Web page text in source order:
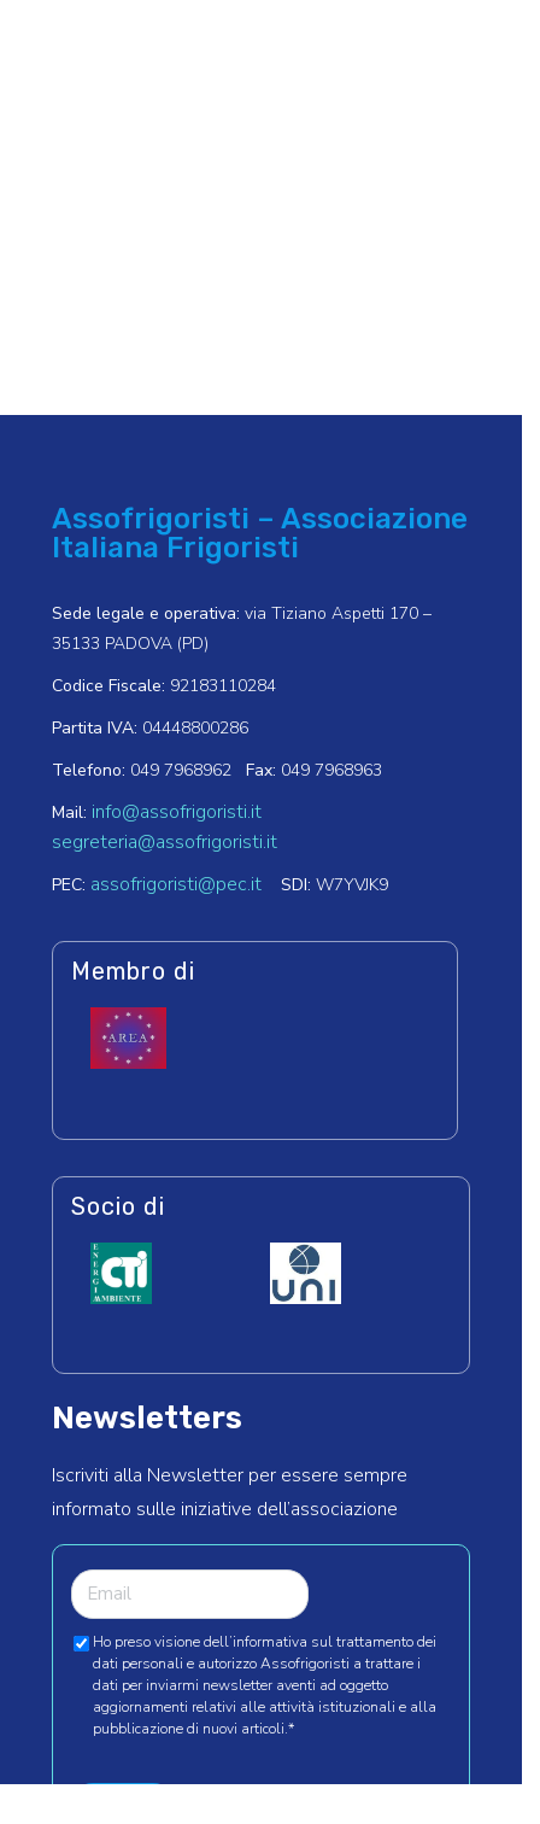
Assofrigoristi – Associazione
Italiana Frigoristi
Sede legale e operativa: via Tiziano Aspetti 170 –
35133 PADOVA (PD)
Codice Fiscale: 92183110284
Partita IVA: 04448800286
Telefono: 049 7968962 Fax: 049 7968963
Mail: info@assofrigoristi.it
segreteria@assofrigoristi.it
PEC: assofrigoristi@pec.it SDI: W7YVJK9
Membro di
Socio di
Newsletters
Iscriviti alla Newsletter per essere sempre
informato sulle iniziative dell’associazione
Ho preso visione dell’informativa sul trattamento dei
dati personali e autorizzo Assofrigoristi a trattare i
dati per inviarmi newsletter aventi ad oggetto
aggiornamenti relativi alle attività istituzionali e alla
pubblicazione di nuovi articoli.*